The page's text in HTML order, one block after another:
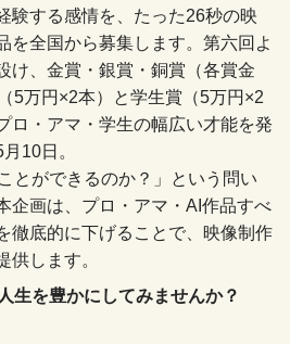
験する感情を、たった26秒の映
を全国から募集します。第六回よ
け、金賞・銀賞・銅賞（各賞金
5万円×2本）と学生賞（5万円×2
ロ・アマ・学生の幅広い才能を発
10日。
とができるのか？」という問い
企画は、プロ・アマ・AI作品すべ
徹底的に下げることで、映像制作
供します。
生を豊かにしてみませんか？